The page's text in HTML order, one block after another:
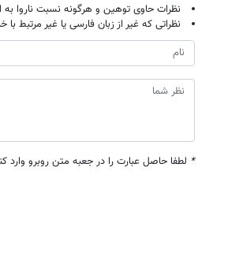
نظرات حاوی توهین و هرگونه نسبت ناروا
نظراتی که غیر از زبان فارسی یا غیر مرتبط
* لطفا حاصل عبارت را در جعبه متن روبرو وارد